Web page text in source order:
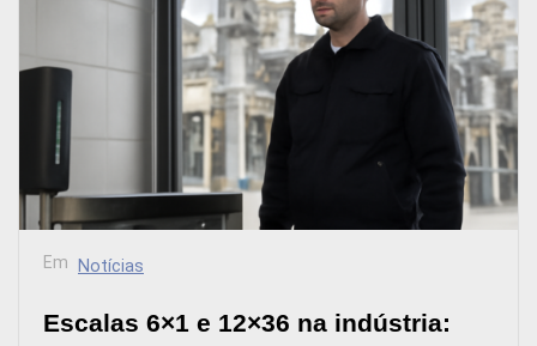
Em Notícias
Escalas 6×1 e 12×36 na indústria: